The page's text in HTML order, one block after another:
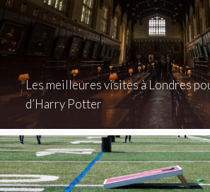
Les meilleures visites à Londres
d’Harry Potter